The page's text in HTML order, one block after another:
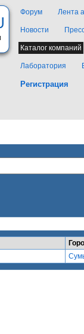
Форум Лента
Новости
Каталог компаний
Лаборатория
Регистрация